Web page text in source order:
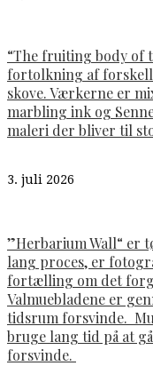
“The fruiting body of
fortolkning af
skove. Værkerne er
marbling ink og
maleri der bliver til
3. juli 2026
”Herbarium Wall“ er
lang proces, er
fortælling om det
Valmuebladene er
tidsrum forsvinde.
bruge lang tid på at
forsvinde.